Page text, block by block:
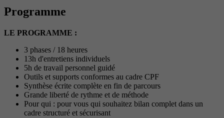
Programme
LE PROGRAMME :
3 phases / 18 heures
13h d'entretiens individuels
5h de travail personnel guidé
Outils et supports conformes au cadre CPF
Synthèse écrite complète en fin de parcours
Grande liberté de rythme et de méthode
Pour qui : pour vous qui souhaitez bilan complet dans un
cadre structuré et sécurisant